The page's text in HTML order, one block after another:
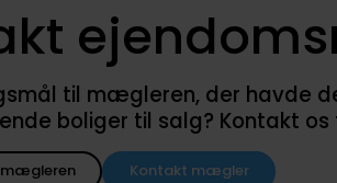
til mægleren, der havde
boliger til salg? Kontakt
Kontakt mægler